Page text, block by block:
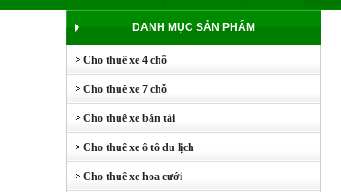
DANH MỤC SẢN PHẨM
Cho thuê xe 4 chỗ
Cho thuê xe 7 chỗ
Cho thuê xe bán tải
Cho thuê xe ô tô du lịch
Cho thuê xe hoa cưới